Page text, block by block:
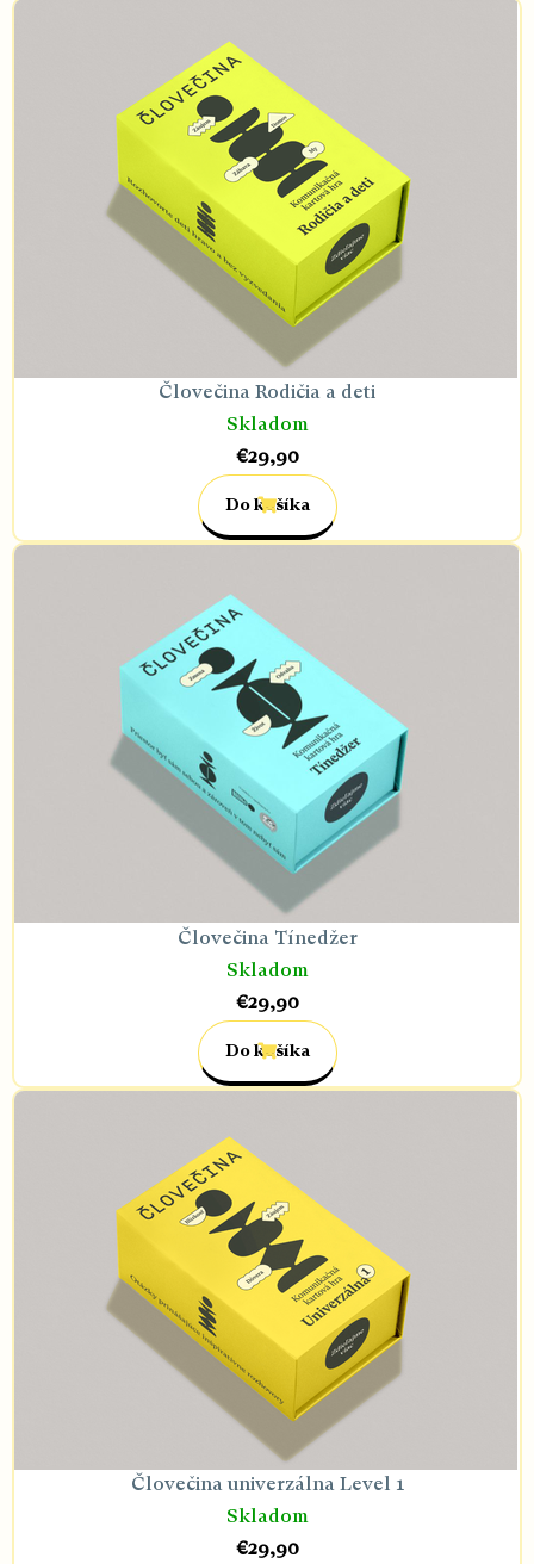
Človečina Rodičia a deti
Skladom
€29,90
Do košíka
Človečina Tínedžer
Skladom
€29,90
Do košíka
Človečina univerzálna Level 1
Skladom
€29,90